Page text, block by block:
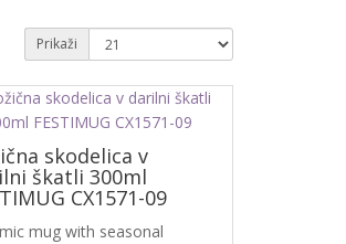
Prikaži
skodelica v
škatli 300ml
CX1571-09
mug with seasonal